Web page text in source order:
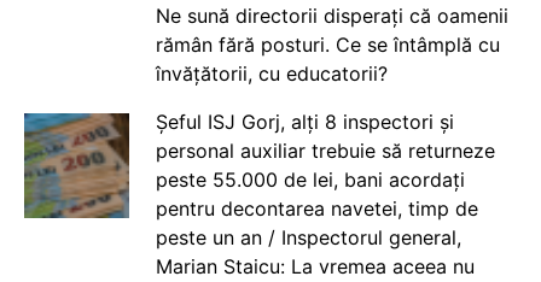
Ne sună directorii disperați că oamenii
rămân fără posturi. Ce se întâmplă cu
învățătorii, cu educatorii?
Șeful ISJ Gorj, alți 8 inspectori și
personal auxiliar trebuie să returneze
peste 55.000 de lei, bani acordați
pentru decontarea navetei, timp de
peste un an / Inspectorul general,
Marian Staicu: La vremea aceea nu